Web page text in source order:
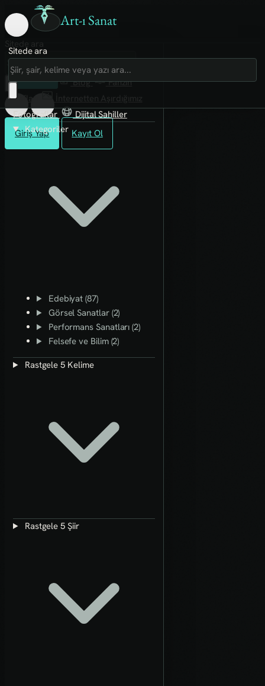
Art-ı Sanat
Giriş Yap Kayıt Ol
Sitede ara
Art-ı Sosyal
İmece
Kütüphane
Blog
Fanzin
Rafları
Fotoğraflar
Dijital Sahiller
Kategoriler
Edebiyat (87)
Görsel Sanatlar (2)
Performans Sanatları (2)
Felsefe ve Bilim (2)
Rastgele 5 Kelime
Rastgele 5 Şiir